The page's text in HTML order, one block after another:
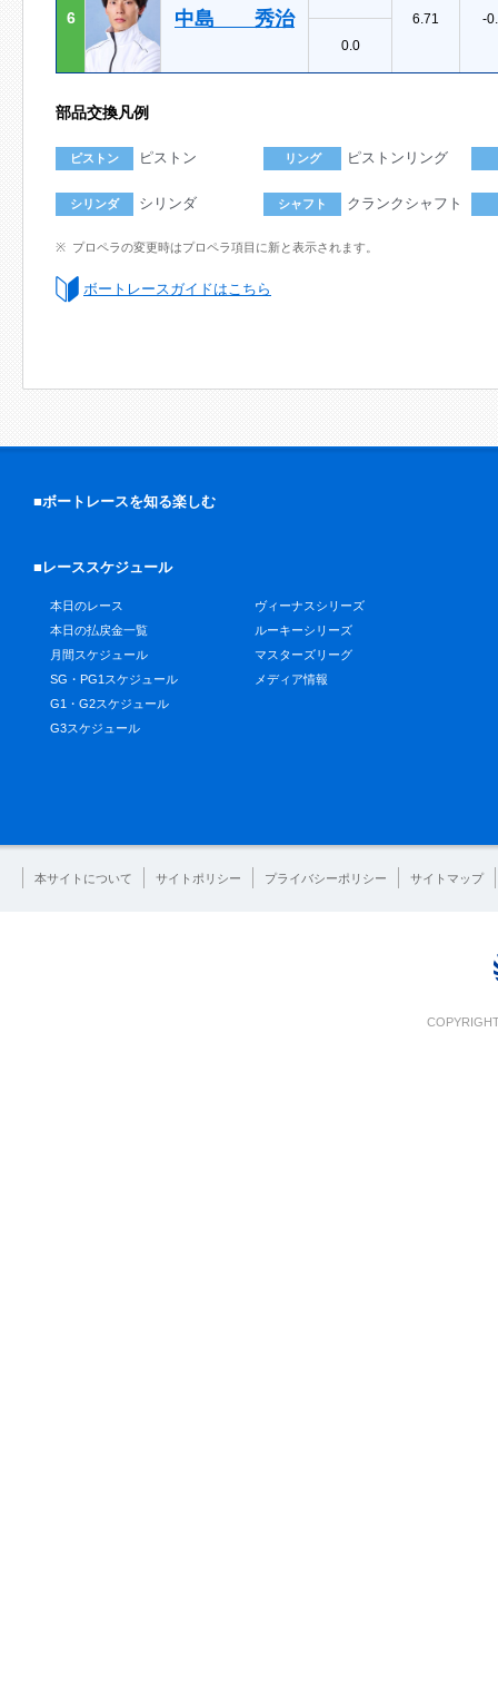
6 中島 秀治
6.71
-
0.0
部品交換凡例
ピストン ピストン リング ピストンリング
シリンダ シリンダ シャフト クランクシャフト
プロペラの変更時はプロペラ項目に新と表示されます。
ボートレースガイドはこちら
■ボートレースを知る楽しむ
■レーススケジュール
本日のレース
本日の払戻金一覧
月間スケジュール
SG・PG1スケジュール
G1・G2スケジュール
G3スケジュール
ヴィーナスシリーズ
ルーキーシリーズ
マスターズリーグ
メディア情報
本サイトについて サイトポリシー プライバシーポリシー サイトマップ